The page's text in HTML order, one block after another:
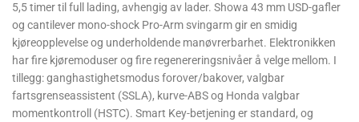
5,5 timer til full lading, avhengig av lader. Showa 43 mm USD-gafler
og cantilever mono-shock Pro-Arm svingarm gir en smidig
kjøreopplevelse og underholdende manøvrerbarhet. Elektronikken
har fire kjøremoduser og fire regenereringsnivåer å velge mellom. I
tillegg: ganghastighetsmodus forover/bakover, valgbar
fartsgrenseassistent (SSLA), kurve-ABS og Honda valgbar
momentkontroll (HSTC). Smart Key-betjening er standard, og